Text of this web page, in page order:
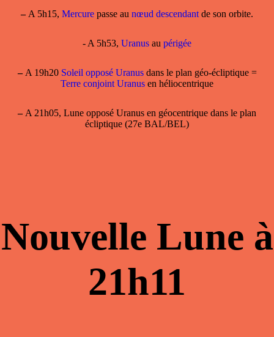
–A 5h15, Mercure passe au nœud descendantde son orbite.
- A 5h53, Uranus au périgée
–A 19h20 Soleil opposé Uranusdans le plan géo-écliptique =
Terre conjoint Uranus en héliocentrique
–A 21h05, Lune opposé Uranus en géocentrique dans le plan
écliptique (27e BAL/BEL)
Nouvelle Lune à
21h11